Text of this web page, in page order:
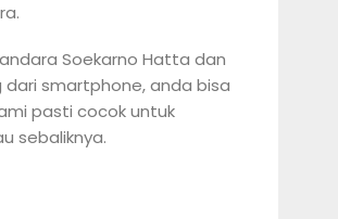
Soekarno Hatta dan
dari smartphone, anda bisa
pasti cocok untuk
sebaliknya.